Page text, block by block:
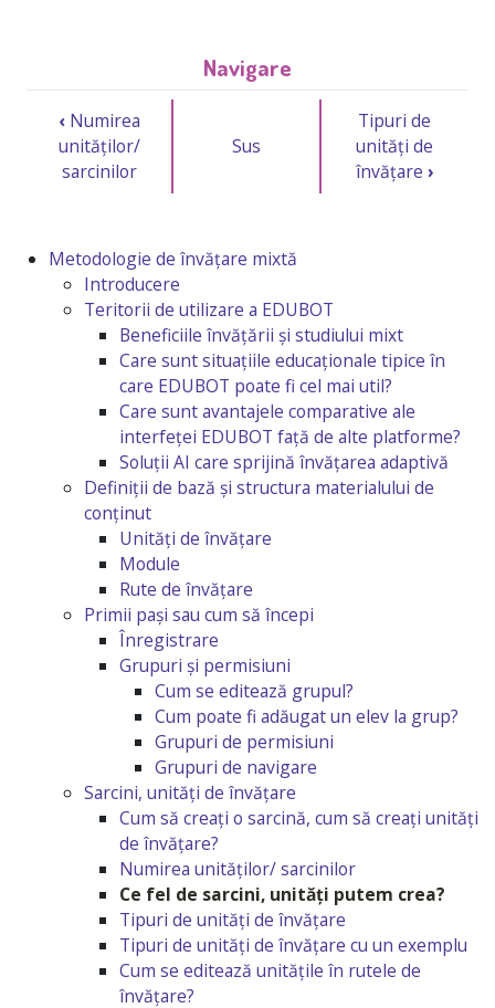
Navigare
‹Numirea
unităților/
sarcinilor
Sus
Tipuri de
unități de
învățare ›
Metodologie de învățare mixtă
Introducere
Teritorii de utilizare a EDUBOT
Beneficiile învățării și studiului mixt
Care sunt situațiile educaționale tipice în
care EDUBOT poate fi cel mai util?
Care sunt avantajele comparative ale
interfeței EDUBOT față de alte platforme?
Soluții AI care sprijină învățarea adaptivă
Definiții de bază și structura materialului de
conținut
Unități de învățare
Module
Rute de învățare
Primii pași sau cum să începi
Înregistrare
Grupuri și permisiuni
Cum se editează grupul?
Cum poate fi adăugat un elev la grup?
Grupuri de permisiuni
Grupuri de navigare
Sarcini, unități de învățare
Cum să creați o sarcină, cum să creați unități
de învățare?
Numirea unităților/ sarcinilor
Ce fel de sarcini, unități putem crea?
Tipuri de unități de învățare
Tipuri de unități de învățare cu un exemplu
Cum se editează unitățile în rutele de
învățare?